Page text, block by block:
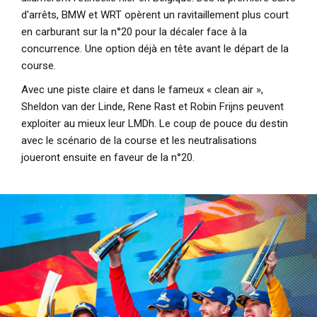
d'arrêts, BMW et WRT opèrent un ravitaillement plus court
en carburant sur la n°20 pour la décaler face à la
concurrence. Une option déjà en tête avant le départ de la
course.
Avec une piste claire et dans le fameux « clean air »,
Sheldon van der Linde, Rene Rast et Robin Frijns peuvent
exploiter au mieux leur LMDh. Le coup de pouce du destin
avec le scénario de la course et les neutralisations
joueront ensuite en faveur de la n°20.